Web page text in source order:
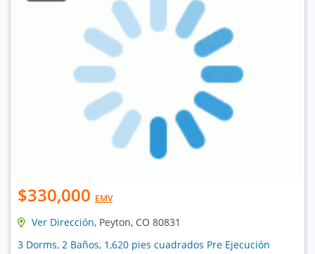
$330,000 EMV
Ver Dirección, Peyton, CO 80831
3 Dorms, 2 Baños, 1,620 pies cuadrados Pre Ejecución